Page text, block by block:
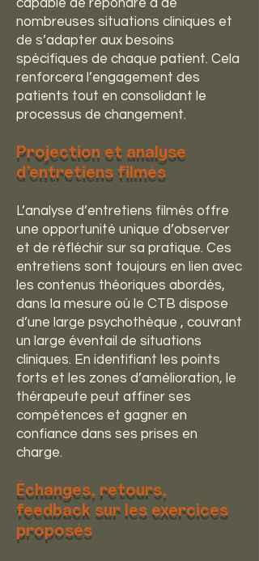
capable de répondre à de
nombreuses situations cliniques et
de s’adapter aux besoins
spécifiques de chaque patient. Cela
renforcera l’engagement des
patients tout en consolidant le
processus de changement.
Projection et analyse
d’entretiens filmés
L’analyse d’entretiens filmés offre
une opportunité unique d’observer
et de réfléchir sur sa pratique. Ces
entretiens sont toujours en lien avec
les contenus théoriques abordés,
dans la mesure où le CTB dispose
d’une large psychothèque , couvrant
un large éventail de situations
cliniques. En identifiant les points
forts et les zones d’amélioration, le
thérapeute peut affiner ses
compétences et gagner en
confiance dans ses prises en
charge.
Échanges, retours,
feedback sur les exercices
proposés